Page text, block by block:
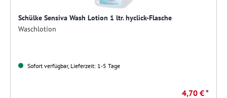
Schülke Sensiva Wash Lotion 1 ltr. hyclick-Flasche
Waschlotion
Sofort verfügbar, Lieferzeit: 1-5 Tage
4,70 € *